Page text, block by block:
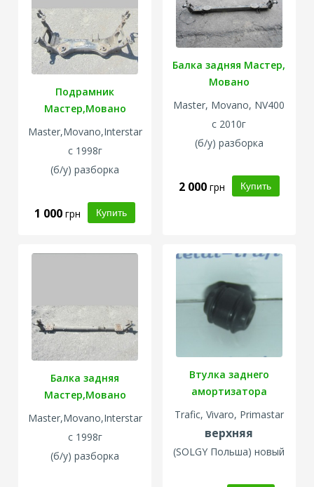
Подрамник
Мастер,Мовано
Master,Movano,Interstar
с 1998г
(б/у) разборка
1 000грн
Балка задняя Мастер,
Мовано
Master, Movano, NV400
с 2010г
(б/у) разборка
2 000 грн
Балка задняя
Мастер,Мовано
Master,Movano,Interstar
с 1998г
(б/у) разборка
Втулка заднего
амортизатора
(верхняя)
Trafic, Vivaro, Primastar
верхняя
(SOLGY Польша) новый